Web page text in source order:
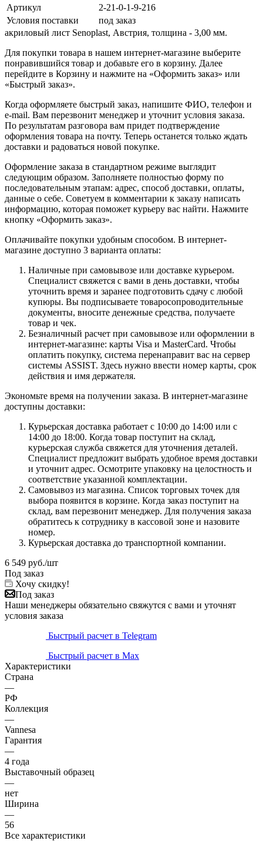
Артикул
2-21-0-1-9-216
Условия поставки
под заказ
акриловый лист Senoplast, Австрия, толщина - 3,00 мм.
Для покупки товара в нашем интернет-магазине выберите
понравившийся товар и добавьте его в корзину. Далее
перейдите в Корзину и нажмите на «Оформить заказ» или
«Быстрый заказ».
Когда оформляете быстрый заказ, напишите ФИО, телефон и
e-mail. Вам перезвонит менеджер и уточнит условия заказа.
По результатам разговора вам придет подтверждение
оформления товара на почту. Теперь останется только ждать
доставки и радоваться новой покупке.
Оформление заказа в стандартном режиме выглядит
следующим образом. Заполняете полностью форму по
последовательным этапам: адрес, способ доставки, оплаты,
данные о себе. Советуем в комментарии к заказу написать
информацию, которая поможет курьеру вас найти. Нажмите
кнопку «Оформить заказ».
Оплачивайте покупки удобным способом. В интернет-
магазине доступно 3 варианта оплаты:
Наличные при самовывозе или доставке курьером.
Специалист свяжется с вами в день доставки, чтобы
уточнить время и заранее подготовить сдачу с любой
купюры. Вы подписываете товаросопроводительные
документы, вносите денежные средства, получаете
товар и чек.
Безналичный расчет при самовывозе или оформлении в
интернет-магазине: карты Visa и MasterCard. Чтобы
оплатить покупку, система перенаправит вас на сервер
системы ASSIST. Здесь нужно ввести номер карты, срок
действия и имя держателя.
Экономьте время на получении заказа. В интернет-магазине
доступны доставки:
Курьерская доставка работает с 10:00 до 14:00 или с
14:00 до 18:00. Когда товар поступит на склад,
курьерская служба свяжется для уточнения деталей.
Специалист предложит выбрать удобное время доставки
и уточнит адрес. Осмотрите упаковку на целостность и
соответствие указанной комплектации.
Самовывоз из магазина. Список торговых точек для
выбора появится в корзине. Когда заказ поступит на
склад, вам перезвонит менеджер. Для получения заказа
обратитесь к сотруднику в кассовой зоне и назовите
номер.
Курьерская доставка до транспортной компании.
6 549 руб./шт
Под заказ
Хочу скидку!
Под заказ
Наши менеджеры обязательно свяжутся с вами и уточнят
условия заказа
Быстрый расчет в Telegram
Быстрый расчет в Max
Характеристики
Страна
—
РФ
Коллекция
—
Vannesa
Гарантия
—
4 года
Выставочный образец
—
нет
Ширина
—
56
Все характеристики